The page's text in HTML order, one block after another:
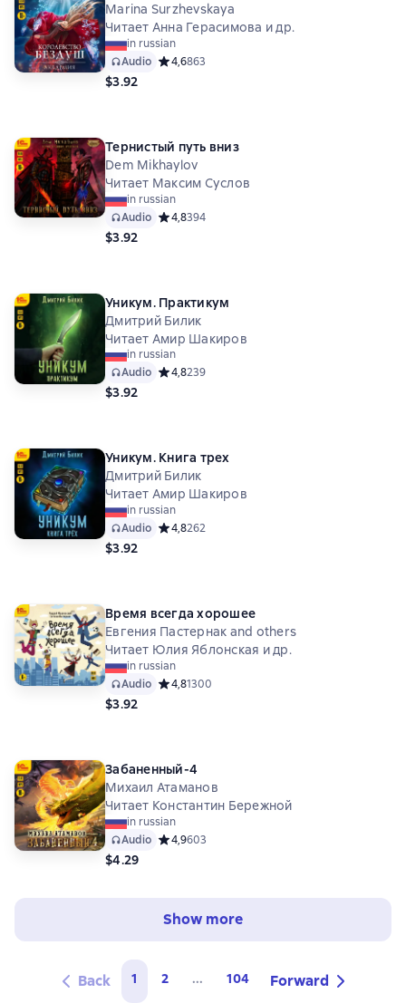
Marina Surzhevskaya
Читает Анна Герасимова и др.
in russian
Audio Средний рейтинг 4,6 на основе 863 оценок
4,6863
$3.92
Тернистый путь вниз
Dem Mikhaylov
Читает Максим Суслов
in russian
Audio Средний рейтинг 4,8 на основе 394 оценок
4,8394
$3.92
Уникум. Практикум
Дмитрий Билик
Читает Амир Шакиров
in russian
Audio Средний рейтинг 4,8 на основе 239 оценок
4,8239
$3.92
Уникум. Книга трех
Дмитрий Билик
Читает Амир Шакиров
in russian
Audio Средний рейтинг 4,8 на основе 262 оценок
4,8262
$3.92
Время всегда хорошее
Евгения Пастернак and others
Читает Юлия Яблонская и др.
in russian
Audio Средний рейтинг 4,8 на основе 1300 оценок
4,81300
$3.92
Забаненный-4
Михаил Атаманов
Читает Константин Бережной
in russian
Audio Средний рейтинг 4,9 на основе 603 оценок
4,9603
$4.29
Show more
Back 1 2 ... 104 Forward